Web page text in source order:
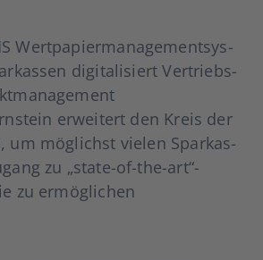
Wert­pa­pier­ma­nage­ment­sys­
digi­ta­li­siert Ver­­­triebs-
erwei­tert den Kreis der
um mög­lichst vie­len Spar­kas­
zu „state-of-the-art“-
zu ermög­li­chen